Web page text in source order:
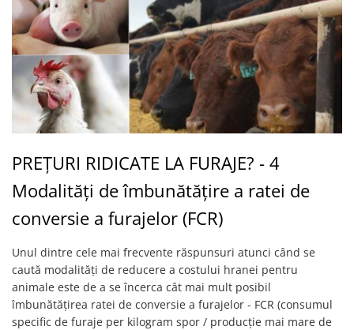
PREȚURI RIDICATE LA FURAJE? - 4
Modalități de îmbunătățire a ratei de
conversie a furajelor (FCR)
Unul dintre cele mai frecvente răspunsuri atunci când se
caută modalități de reducere a costului hranei pentru
animale este de a se încerca cât mai mult posibil
îmbunătățirea ratei de conversie a furajelor - FCR (consumul
specific de furaje per kilogram spor / producție mai mare de